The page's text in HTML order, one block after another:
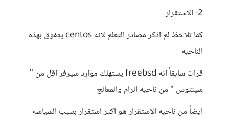
2- الاستقرار
كما تلاحظ لم اذكر مصادر التعلم لانه centos يتفوق بهذه
الناحيه
قرات سابقاً انه freebsd يستهلك موارد سيرفر اقل من "
سينتوس " من ناحيه الرام والمعالج
ايضاً من ناحيه الاستقرار هو اكثر استقرار بسبب السياسه